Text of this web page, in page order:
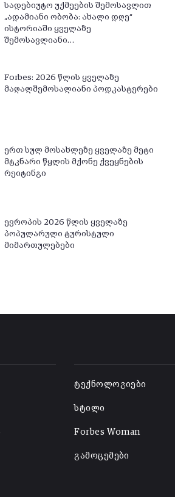
სადებიუტო უქმეების შემოსავლით
„ადამიანი ობობა: ახალი დღე“
ისტორიაში ყველაზე
შემოსავლიანი…
Forbes: 2026 წლის ყველაზე
მაღალშემოსალიანი პოდკასტერები
ერთ სულ მოსახლეზე ყველაზე მეტი
მტკნარი წყლის მქონე ქვეყნების
რეიტინგი
ევროპის 2026 წლის ყველაზე
პოპულარული ტურისტული
მიმართულებები
ტექნოლოგიები
სტილი
Forbes Woman
გამოცემები